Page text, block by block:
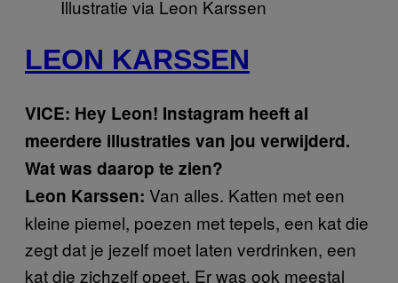
Illustratie via Leon Karssen
LEON KARSSEN
VICE: Hey Leon! Instagram heeft al
meerdere illustraties van jou verwijderd.
Wat was daarop te zien?
Leon Karssen: Van alles. Katten met een
kleine piemel, poezen met tepels, een kat die
zegt dat je jezelf moet laten verdrinken, een
kat die zichzelf opeet. Er was ook meestal